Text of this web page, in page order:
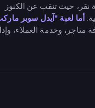
نقر، حيث تنقب عن الكنوز
أما لعبة "آيدل سوبر
وخدمة العملاء،